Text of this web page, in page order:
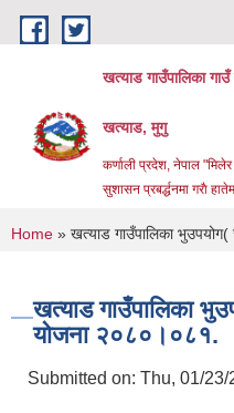
Skip to main content
खत्याड गाउँपालिका गाउँ
खत्याड, मुगु
कर्णाली प्रदेश, नेपाल
सुशासन प्रबर्द्धनमा गराै‌
You are here
Home » खत्याड गाउँपालिका
खत्याड गाउँपालिका
योजना २०८०।०८१.
Submitted on: Thu, 01/23/